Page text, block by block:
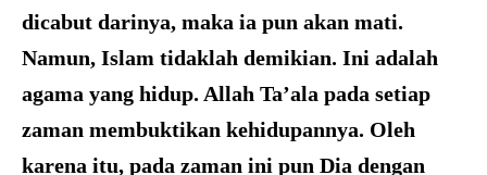
dicabut darinya, maka ia pun akan mati.
Namun, Islam tidaklah demikian. Ini adalah
agama yang hidup. Allah Ta’ala pada setiap
zaman membuktikan kehidupannya. Oleh
karena itu, pada zaman ini pun Dia dengan